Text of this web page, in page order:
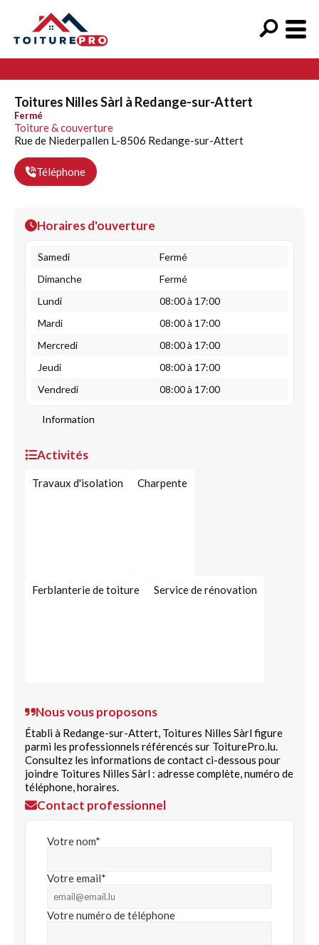
Toitures Nilles Sàrl à Redange-sur-Attert
Fermé
Toiture & couverture
Rue de Niederpallen L-8506 Redange-sur-Attert
Téléphone
Horaires d'ouverture
Samedi
Fermé
Dimanche
Fermé
Lundi
08:00 à 17:00
Mardi
08:00 à 17:00
Mercredi
08:00 à 17:00
Jeudi
08:00 à 17:00
Vendredi
08:00 à 17:00
Information
Activités
Travaux d'isolation Charpente
Ferblanterie de toiture Service de rénovation
Nous vous proposons
Établi à Redange-sur-Attert, Toitures Nilles Sàrl figure
parmi les professionnels référencés sur ToiturePro.lu.
Consultez les informations de contact ci-dessous pour
joindre Toitures Nilles Sàrl : adresse complète, numéro de
téléphone, horaires.
Contact professionnel
Votre nom*
Votre email*
Votre numéro de téléphone